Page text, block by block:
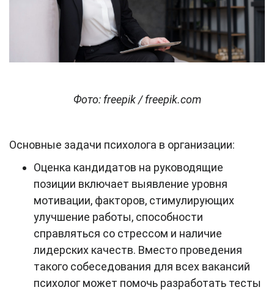
Фото: freepik / freepik.com
Основные задачи психолога в организации:
Оценка кандидатов на руководящие
позиции включает выявление уровня
мотивации, факторов, стимулирующих
улучшение работы, способности
справляться со стрессом и наличие
лидерских качеств. Вместо проведения
такого собеседования для всех вакансий
психолог может помочь разработать тесты